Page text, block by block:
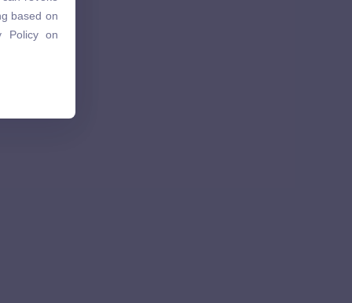
based on
on
based on
Policy on